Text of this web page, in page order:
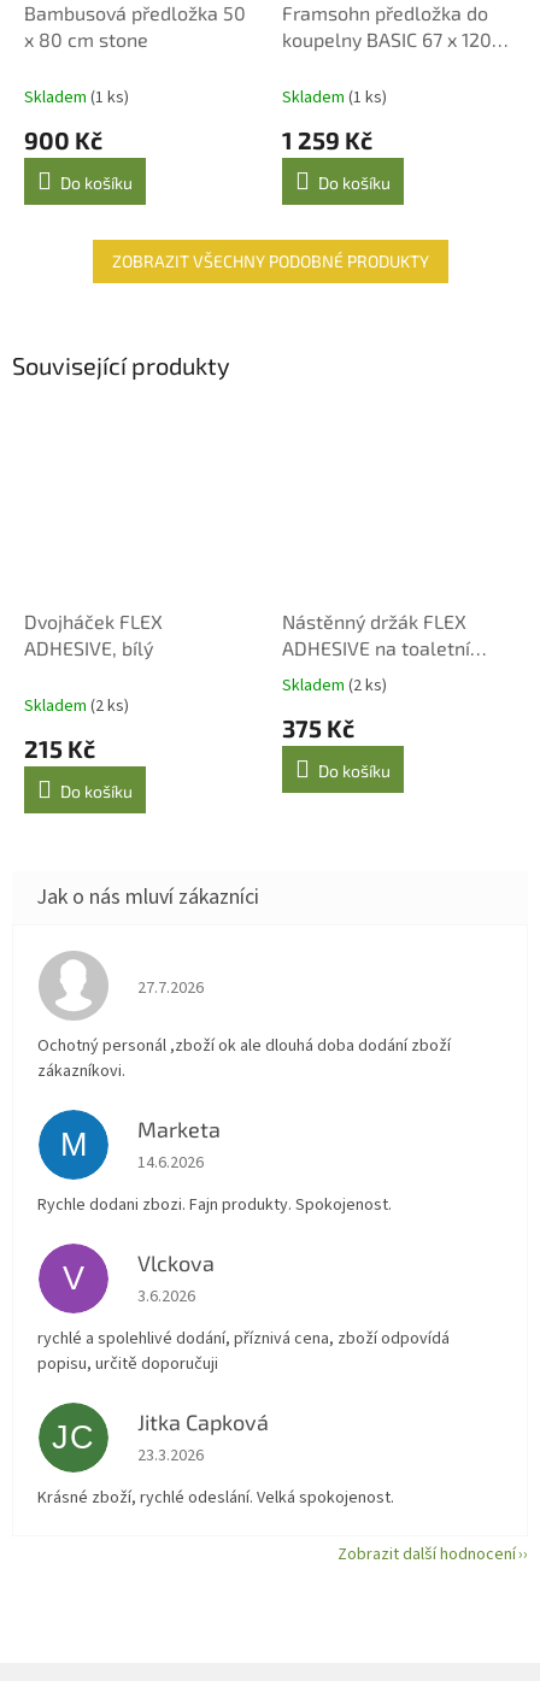
Bambusová předložka 50
x 80 cm stone
Skladem (1 ks)
900 Kč
Do košíku
Framsohn předložka do
koupelny BASIC 67 x 120
Skladem (1 ks)
1 259 Kč
Do košíku
ZOBRAZIT VŠECHNY PODOBNÉ PRODUKTY
Související produkty
Dvojháček FLEX
ADHESIVE, bílý
Skladem (2 ks)
215 Kč
Do košíku
Nástěnný držák FLEX
ADHESIVE na toaletní
papír s poličkou, bílý
Průměrné
produktu
5,0
Skladem (2 ks)
375 Kč
Do košíku
Hodnocení obchodu je 4 z 5 hvězdiček.
27.7.2026
Ochotný personál ,zboží ok ale dlouhá doba dodání zboží
zákazníkovi.
M Marketa
Hodnocení obchodu je 5 z 5 hvězdiček.
14.6.2026
Rychle dodani zbozi. Fajn produkty. Spokojenost.
V Vlckova
Hodnocení obchodu je 5 z 5 hvězdiček.
3.6.2026
rychlé a spolehlivé dodání, příznivá cena, zboží odpovídá
popisu, určitě doporučuji
JC Jitka Capková
Hodnocení obchodu je 5 z 5 hvězdiček.
23.3.2026
Krásné zboží, rychlé odeslání. Velká spokojenost.
Zobrazit další hodnocení